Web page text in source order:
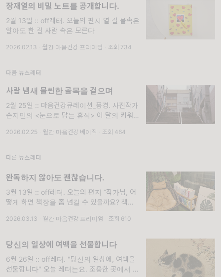
장재열의 비밀 노트를 공개합니다.
2월 13일 :: off레터. 오늘의 편지 열 길 물속은
알아도 한 길 사람 속은 모른다
2026.02.13 월간 마음건강 프리미엄 조회 734
다음 뉴스레터
사람 냄새 물씬한 골목을 걸으며
2월 25일 :: 마음건강큐레이션_풍경. 사진작가
손지민의 <눈으로 담는 휴식> 이 달의 키워드 :
2026.02.25 월간 마음건강 베이직 조회 464
다른 뉴스레터
완독하지 않아도 괜찮습니다.
3월 13일 :: off레터. 오늘의 편지 “작가님, 어
떻게 하면 책장을 좀 넘길 수 있을까요? 책을
2026.03.13 월간 마음건강 프리미엄 조회 610
당신의 일상에 여백을 선물합니다
6월 26일 :: off레터. "당신의 일상에, 여백을
선물합니다" 오늘 레터는요. 조용한 곳에서 읽